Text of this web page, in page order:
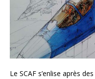
Le SCAF s’enlise après